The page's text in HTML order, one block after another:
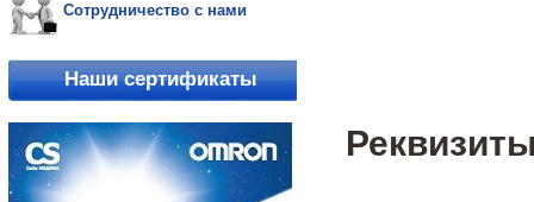
Сотрудничество с нами
Наши сертификаты